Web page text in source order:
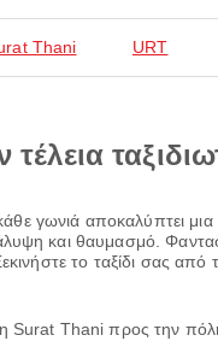
Thani URT
γωνιά αποκαλύπτει μια
και θαυμασμό.
το ταξίδι σας
Surat Thani προς την